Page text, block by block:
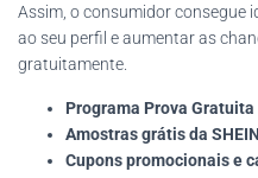
Assim, o consumidor consegue
ao seu perfil e aumentar as
gratuitamente.
Programa Prova Gratuita
Amostras grátis da SHEIN
Cupons promocionais e